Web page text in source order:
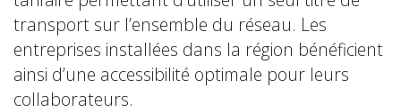
transport sur l’ensemble du réseau. Les
entreprises installées dans la région bénéficient
ainsi d’une accessibilité optimale pour leurs
collaborateurs.